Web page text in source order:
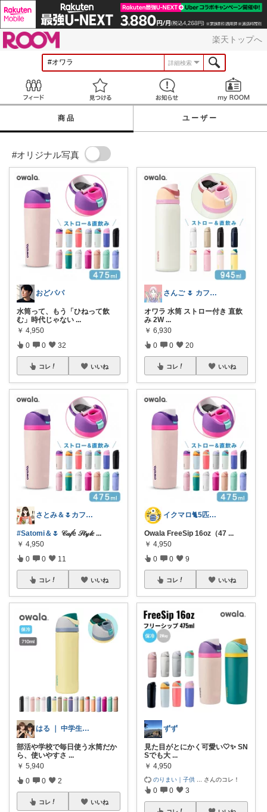
楽天トップへ
詳細検索
見つける お知らせ
商品 ユーザー
#オリジナル写真
おどパパ
水筒って、もう「ひねって飲
む」時代じゃない ...
￥ 4,950
0 0 32
コレ いいね
さとみ＆🌷カフェと素敵なもの☕️🌿
#Satomi＆🌷 𝒞𝒶𝒻é 𝒮𝓉𝓎𝓁𝑒...
￥ 4,950
0 0 11
コレ いいね
はる ｜ 中学生ママのポチ記録
部活や学校で毎日使う水筒だか
ら、使いやすさ ...
￥ 5,940
0 0 2
コレ いいね
さんご 🌷 カフェ好きのおうち充実🌷
オワラ 水筒 ストロー付き 直飲
み 2W ...
￥ 6,930
0 0 20
コレ いいね
イクマロ🐈5匹の猫とおうちカフェ☕️
Owala FreeSip 16oz（47 ...
￥ 4,950
0 0 9
コレ いいね
ずず
見た目がとにかく可愛い🤍✨ SN
Sでも大 ...
￥ 4,950
のりまい｜子供 さんのコレ！
0 0 3